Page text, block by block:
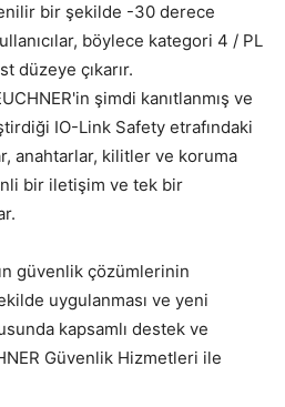
bir şekilde -30 derece
böylece kategori 4 / PL
düzeye çıkarır.
şimdi kanıtlanmış ve
IO-Link Safety etrafındaki
anahtarlar, kilitler ve koruma
bir iletişim ve tek bir
güvenlik çözümlerinin
uygulanması ve yeni
kapsamlı destek ve
Güvenlik Hizmetleri ile